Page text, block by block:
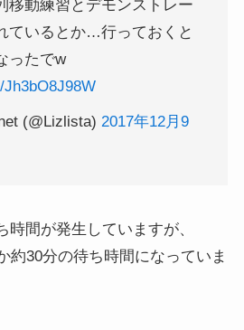
移動練習とデモンストレー
ているとか…行っておくと
ったでw
(@Lizlista) 2017年12月9
時間が発生していますが、
約30分の待ち時間になっていま